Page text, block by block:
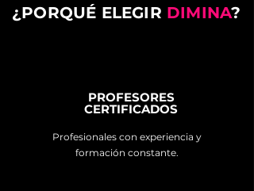
¿PORQUÉ ELEGIR DIMINA?
PROFESORES
CERTIFICADOS
Profesionales con experiencia y
formación constante.